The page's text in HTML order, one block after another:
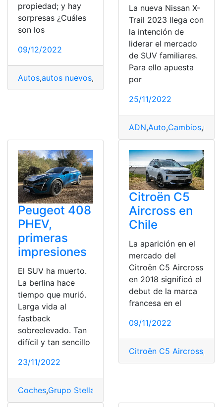
propiedad; y hay
sorpresas ¿Cuáles
son los
09/12/2022
Autos,autos nuevos, marcas de autos
La nueva Nissan X-
Trail 2023 llega con
la intención de
liderar el mercado
de SUV familiares.
Para ello apuesta
por
25/11/2022
ADN,Auto,Cambios,
Peugeot 408
PHEV,
primeras
impresiones
El SUV ha muerto.
La berlina hace
tiempo que murió.
Larga vida al
fastback
sobreelevado. Tan
difícil y tan sencillo
23/11/2022
Coches,Grupo Stellantis
Citroën C5
Aircross en
Chile
La aparición en el
mercado del
Citroën C5 Aircross
en 2018 significó el
debut de la marca
francesa en el
09/11/2022
Citroën C5 Aircross,